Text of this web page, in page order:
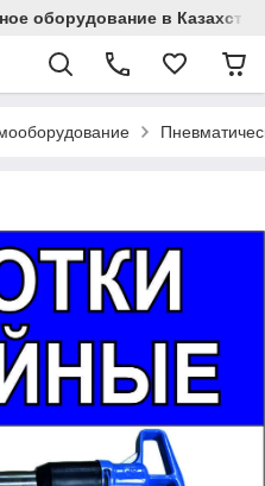
оборудование в